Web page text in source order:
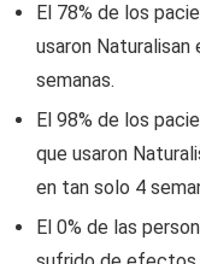
El 78% de los
usaron Naturalisan
semanas.
El 98% de los
que usaron
en tan solo 4
El 0% de las